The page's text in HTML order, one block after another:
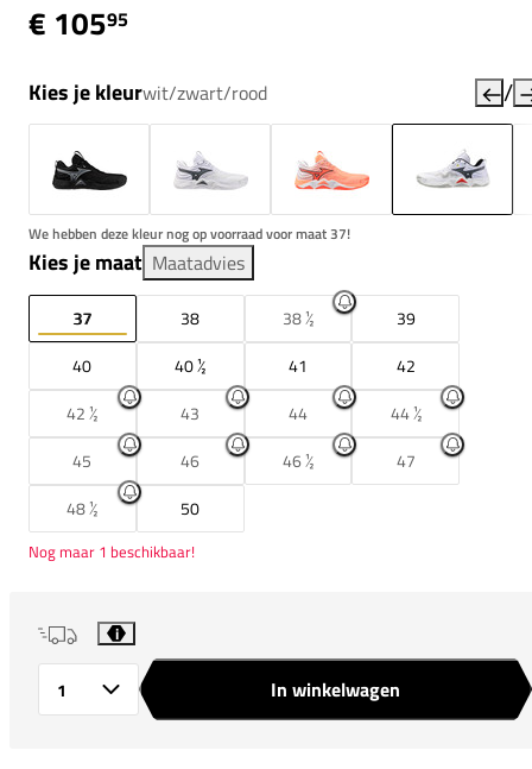
€ 10595
Kies je kleurwit/zwart/rood /
We hebben deze kleur nog op voorraad voor maat 37!
Kies je maat Maatadvies
37 38 38 ½
39
40
40 ½ 41
42
42 ½
43 44
44 ½
45
46 46 ½
47
48 ½
50
Nog maar 1 beschikbaar!
i
In winkelwagen